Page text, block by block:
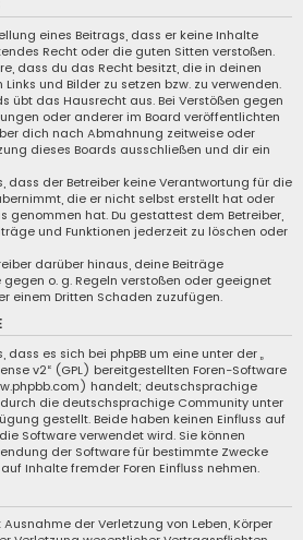
eines Beitrags, dass er keine Inhalte
Recht oder die guten Sitten verstoßen.
dass du das Recht besitzt, die in deinen
und Bilder zu setzen bzw. zu verwenden.
übt das Hausrecht aus. Bei Verstößen gegen
oder anderer im Board veröffentlichten
dich nach Abmahnung zeitweise oder
dieses Boards ausschließen und dir ein
dass der Betreiber keine Verantwortung für die
die er nicht selbst erstellt hat oder
genommen hat. Du gestattest dem Betreiber,
und Funktionen jederzeit zu löschen oder
darüber hinaus, deine Beiträge
o. g. Regeln verstoßen oder geeignet
einem Dritten Schaden zuzufügen.
dass es sich bei phpBB um eine unter der „
v2“ (GPL) bereitgestellten Foren-Software
) handelt; deutschsprachige
die deutschsprachige Community unter
gestellt. Beide haben keinen Einfluss auf
Software verwendet wird. Sie können
der Software für bestimmte Zwecke
Inhalte fremder Foren Einfluss nehmen.
der Verletzung von Leben, Körper